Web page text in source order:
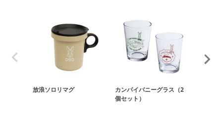
放浪ソロリマグ
カンパイバニーグラス（2
個セット）